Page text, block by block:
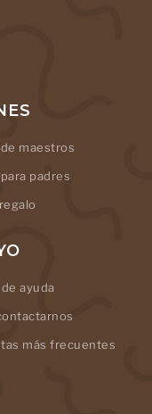
maestros
padres
ayuda
más frecuentes